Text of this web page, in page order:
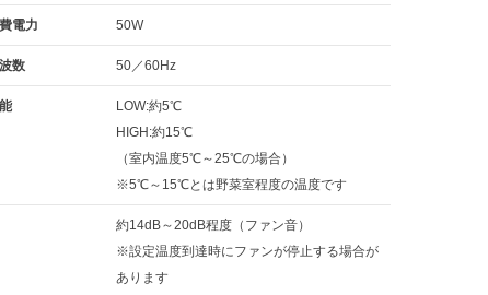
電力 50W
数 50／60Hz
能
LOW:約5℃
HIGH:約15℃
（室内温度5℃～25℃の場合）
※5℃～15℃とは野菜室程度の温度です
約14dB～20dB程度（ファン音）
※設定温度到達時にファンが停止する場合が
あります